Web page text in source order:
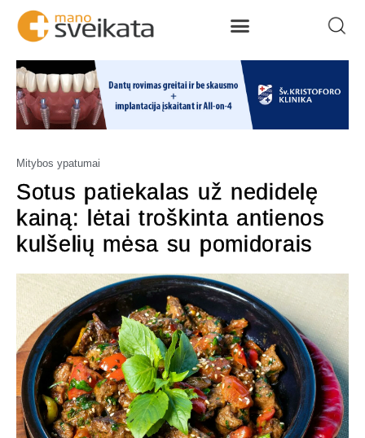
Mitybos ypatumai
Sotus patiekalas už nedidelę
kainą: lėtai troškinta antienos
kulšelių mėsa su pomidorais